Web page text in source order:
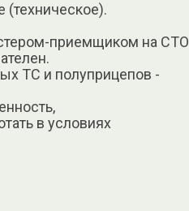
приемщиком на СТО
ТС и полуприцепов -
в условиях